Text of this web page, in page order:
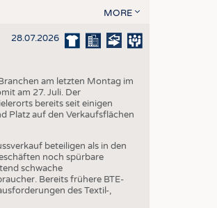
MORE
28.07.2026
am letzten Montag im
am 27. Juli. Der
bereits seit einigen
Platz auf den Verkaufsflächen
beteiligen als in den
noch spürbare
schwache
Bereits frühere BTE-
des Textil-,